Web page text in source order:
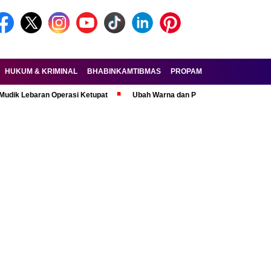
HUKUM & KRIMINAL BHABINKAMTIBMAS PROPAM
Operasi Ketupat Ubah Warna dan Pasang Pelat Palsu, Pelaku